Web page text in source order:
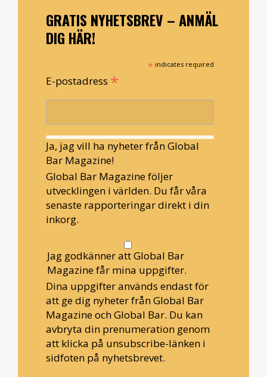
GRATIS NYHETSBREV – ANMÄL
DIG HÄR!
* indicates required
E-postadress *
Ja, jag vill ha nyheter från Global
Bar Magazine!
Global Bar Magazine följer
utvecklingen i världen. Du får våra
senaste rapporteringar direkt i din
inkorg.
Jag godkänner att Global Bar
Magazine får mina uppgifter.
Dina uppgifter används endast för
att ge dig nyheter från Global Bar
Magazine och Global Bar. Du kan
avbryta din prenumeration genom
att klicka på unsubscribe-länken i
sidfoten på nyhetsbrevet.